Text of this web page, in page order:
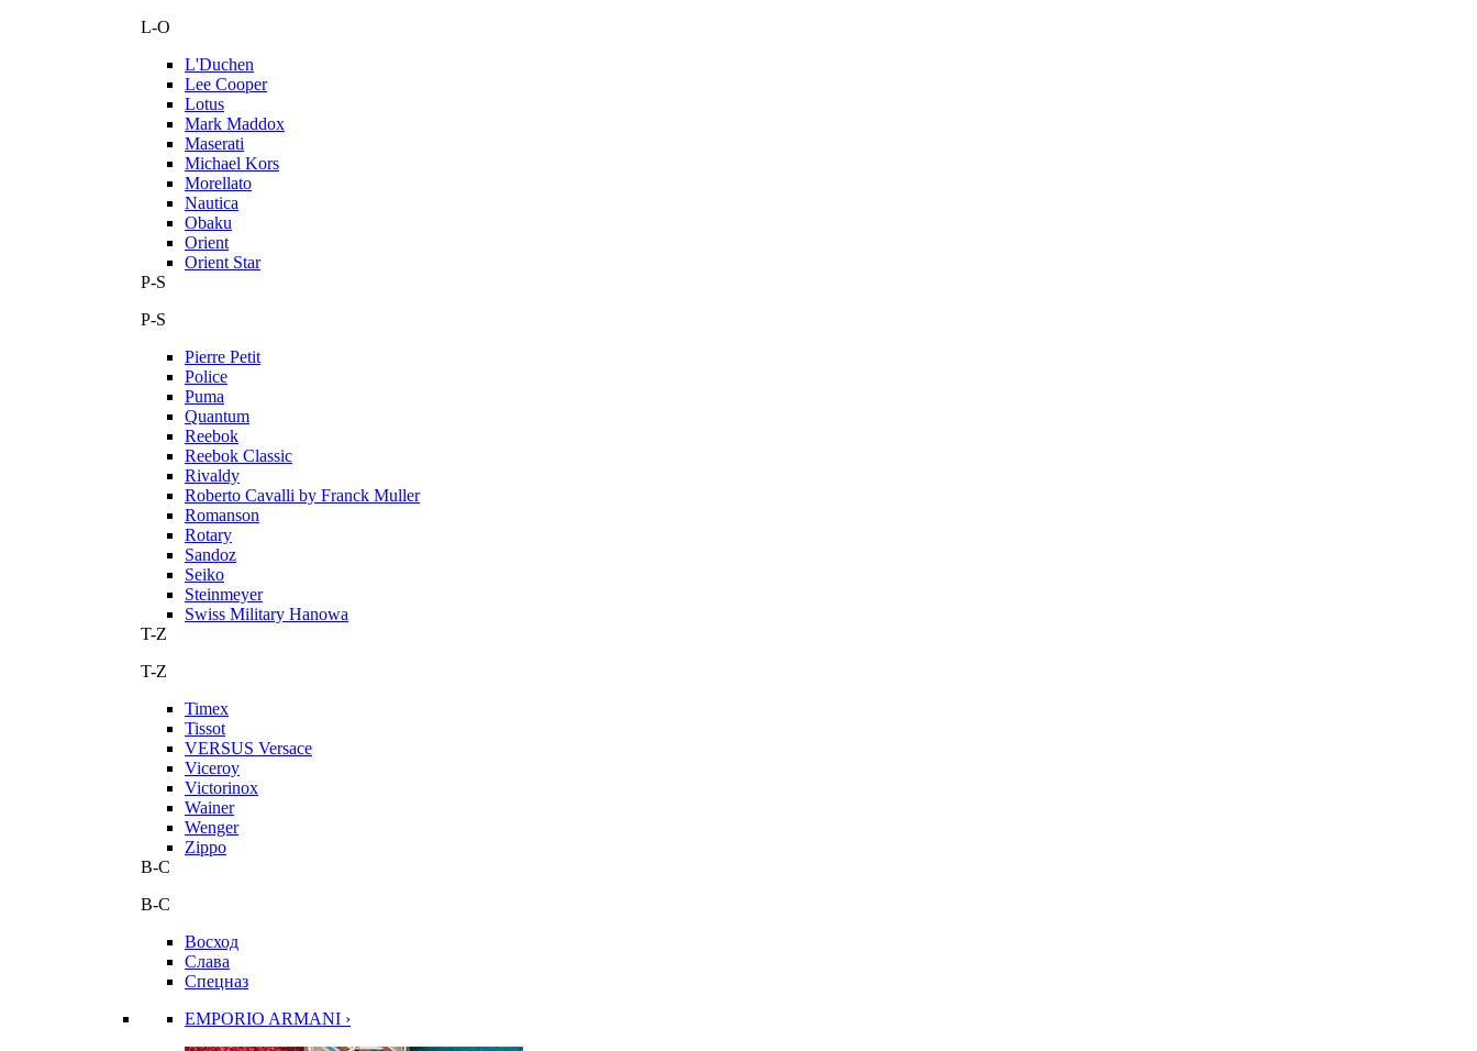
L-O
L'Duchen
Lee Cooper
Lotus
Mark Maddox
Maserati
Michael Kors
Morellato
Nautica
Obaku
Orient
Orient Star
P-S
P-S
Pierre Petit
Police
Puma
Quantum
Reebok
Reebok Classic
Rivaldy
Roberto Cavalli by Franck Muller
Romanson
Rotary
Sandoz
Seiko
Steinmeyer
Swiss Military Hanowa
T-Z
T-Z
Timex
Tissot
VERSUS Versace
Viceroy
Victorinox
Wainer
Wenger
Zippo
В-С
В-С
Восход
Слава
Спецназ
EMPORIO ARMANI ›